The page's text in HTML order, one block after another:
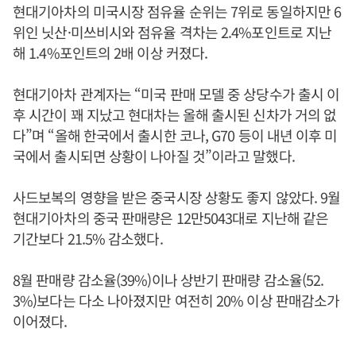
현대기아차의 미국시장 점유율 순위는 7위로 동일하지만 6
위인 닛산·미쓰비시와 점유율 격차는 2.4%포인트로 지난
해 1.4%포인트의 2배 이상 커졌다.
현대기아차 관계자는 “미국 판매 모델 중 상당수가 출시 이
후 시간이 꽤 지났고 현대차는 올해 출시된 신차가 거의 없
다”며 “올해 한국에서 출시한 코나, G70 등이 내년 이후 미
국에서 출시되면 상황이 나아질 것”이라고 말했다.
사드보복의 영향을 받은 중국시장 상황도 좋지 않았다. 9월
현대기아차의 중국 판매량은 12만5043대로 지난해 같은
기간보다 21.5% 감소했다.
8월 판매량 감소율(39%)이나 상반기 판매량 감소율(52.
3%)보다는 다소 나아졌지만 여전히 20% 이상 판매감소가
이어졌다.